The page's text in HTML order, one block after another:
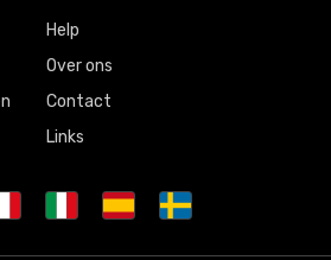
Help
Over ons
Contact
Links